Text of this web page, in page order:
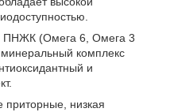
ПНЖК (Омега 6, Омега 3
комплекс
и
приторные, низкая